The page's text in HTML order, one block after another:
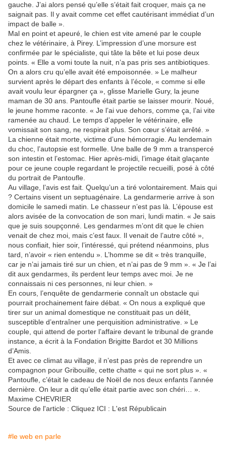
gauche. J’ai alors pensé qu’elle s’était fait croquer, mais ça ne
saignait pas. Il y avait comme cet effet cautérisant immédiat d’un
impact de balle ».
Mal en point et apeuré, le chien est vite amené par le couple
chez le vétérinaire, à Pirey. L’impression d’une morsure est
confirmée par le spécialiste, qui tâte la bête et lui pose deux
points. « Elle a vomi toute la nuit, n’a pas pris ses antibiotiques.
On a alors cru qu’elle avait été empoisonnée. » Le malheur
survient après le départ des enfants à l’école, « comme si elle
avait voulu leur épargner ça », glisse Marielle Gury, la jeune
maman de 30 ans. Pantoufle était partie se laisser mourir. Noué,
le jeune homme raconte. « Je l’ai vue dehors, comme ça, l’ai vite
ramenée au chaud. Le temps d’appeler le vétérinaire, elle
vomissait son sang, ne respirait plus. Son cœur s’était arrêté. »
La chienne était morte, victime d’une hémorragie. Au lendemain
du choc, l’autopsie est formelle. Une balle de 9 mm a transpercé
son intestin et l’estomac. Hier après-midi, l’image était glaçante
pour ce jeune couple regardant le projectile recueilli, posé à côté
du portrait de Pantoufle.
Au village, l’avis est fait. Quelqu’un a tiré volontairement. Mais qui
? Certains visent un septuagénaire. La gendarmerie arrive à son
domicile le samedi matin. Le chasseur n’est pas là. L’épouse est
alors avisée de la convocation de son mari, lundi matin. « Je sais
que je suis soupçonné. Les gendarmes m’ont dit que le chien
venait de chez moi, mais c’est faux. Il venait de l’autre côté »,
nous confiait, hier soir, l’intéressé, qui prétend néanmoins, plus
tard, n’avoir « rien entendu ». L’homme se dit « très tranquille,
car je n’ai jamais tiré sur un chien, et n’ai pas de 9 mm ». « Je l’ai
dit aux gendarmes, ils perdent leur temps avec moi. Je ne
connaissais ni ces personnes, ni leur chien. »
En cours, l’enquête de gendarmerie connaît un obstacle qui
pourrait prochainement faire débat. « On nous a expliqué que
tirer sur un animal domestique ne constituait pas un délit,
susceptible d’entraîner une perquisition administrative. » Le
couple, qui attend de porter l’affaire devant le tribunal de grande
instance, a écrit à la Fondation Brigitte Bardot et 30 Millions
d’Amis.
Et avec ce climat au village, il n’est pas près de reprendre un
compagnon pour Gribouille, cette chatte « qui ne sort plus ». «
Pantoufle, c’était le cadeau de Noël de nos deux enfants l’année
dernière. On leur a dit qu’elle était partie avec son chéri… ».
Maxime CHEVRIER
Source de l'article : Cliquez ICI : L'est Républicain
#le web en parle